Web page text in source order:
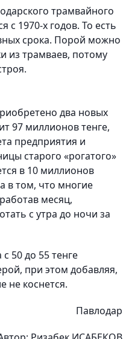
трамвайного
с 1970-х годов. То есть
срока. Порой можно
из трамваев, потому
два новых
97 миллионов тенге,
предприятия и
старого «рогатого»
в 10 миллионов
в том, что многие
месяц,
с утра до ночи за
50 до 55 тенге
при этом добавляя,
не коснется.
Павлодар